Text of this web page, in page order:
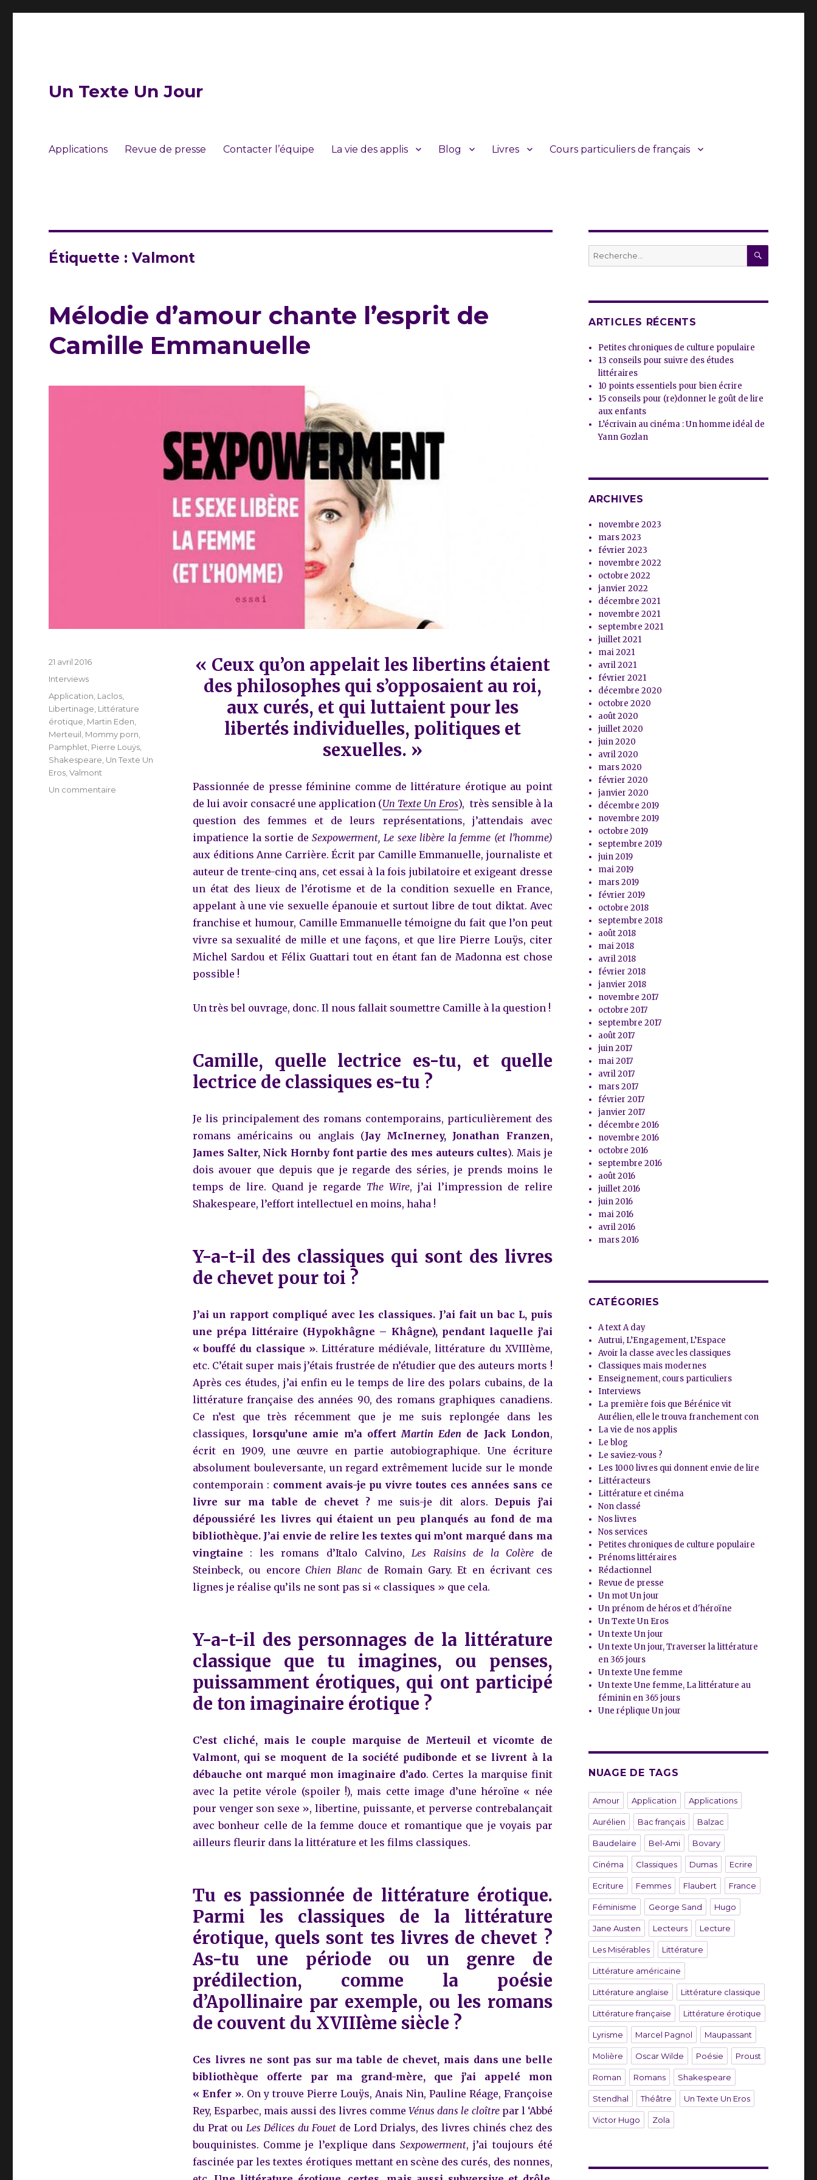
Un Texte Un Jour
Applications Revue de presse Contacter l’équipe La vie des applis Blog Livres Cours particuliers de français
Étiquette :Valmont
Mélodie d’amour chante l’esprit de
Camille Emmanuelle
« Ceux qu’on appelait les libertins étaient
des philosophes qui s’opposaient au roi,
aux curés, et qui luttaient pour les
libertés individuelles, politiques et
sexuelles. »
Passionnée de presse féminine comme de littérature érotique au point
de lui avoir consacré une application (Un Texte Un Eros), très sensible à la
question des femmes et de leurs représentations, j’attendais avec
impatience la sortie deSexpowerment, Le sexe libère la femme (et l’homme)
aux éditions Anne Carrière. Écrit par Camille Emmanuelle, journaliste et
auteur de trente-cinq ans, cet essai à la fois jubilatoire et exigeant dresse
un état des lieux de l’érotisme et de la condition sexuelle en France,
appelant à une vie sexuelle épanouie et surtout libre de tout diktat. Avec
franchise et humour, Camille Emmanuelle témoigne du fait que l’on peut
vivre sa sexualité de mille et une façons, et que lire Pierre Louÿs, citer
Michel Sardou et Félix Guattari tout en étant fan de Madonna est chose
possible !
Un très bel ouvrage, donc. Il nous fallait soumettre Camille à la question !
Camille, quelle lectrice es-tu, et quelle
lectrice de classiques es-tu ?
Je lis principalement des romans contemporains, particulièrement des
romans américains ou anglais (Jay McInerney, Jonathan Franzen,
James Salter, Nick Hornby font partie des mes auteurs cultes). Mais je
dois avouer que depuis que je regarde des séries, je prends moins le
temps de lire. Quand je regarde The Wire, j’ai l’impression de relire
Shakespeare, l’effort intellectuel en moins, haha !
Y-a-t-il des classiques qui sont des livres
de chevet pour toi ?
J’ai un rapport compliqué avec les classiques. J’ai fait un bac L, puis
une prépa littéraire (Hypokhâgne – Khâgne), pendant laquelle j’ai
« bouffé du classique ». Littérature médiévale, littérature du XVIIIème,
etc. C’était super mais j’étais frustrée de n’étudier que des auteurs morts !
Après ces études, j’ai enfin eu le temps de lire des polars cubains, de la
littérature française des années 90, des romans graphiques canadiens.
Ce n’est que très récemment que je me suis replongée dans les
classiques, lorsqu’une amie m’a offertMartin Eden de Jack London,
écrit en 1909, une œuvre en partie autobiographique. Une écriture
absolument bouleversante, un regard extrêmement lucide sur le monde
contemporain : comment avais-je pu vivre toutes ces années sans ce
livre sur ma table de chevet ? me suis-je dit alors.Depuis j’ai
dépoussiéré les livres qui étaient un peu planqués au fond de ma
bibliothèque. J’ai envie de relire les textes qui m’ont marqué dans ma
vingtaine
: les romans d’Italo Calvino,Les Raisins de la Colère de
Steinbeck, ou encore Chien Blanc de Romain Gary. Et en écrivant ces
lignes je réalise qu’ils ne sont pas si « classiques » que cela.
Y-a-t-il des personnages de la littérature
classique que tu imagines, ou penses,
puissamment érotiques, qui ont participé
de ton imaginaire érotique ?
C’est cliché, mais le couple marquise de Merteuil et vicomte de
Valmont, qui se moquent de la société pudibonde et se livrent à la
débauche ont marqué mon imaginaire d’ado. Certes la marquise finit
avec la petite vérole (spoiler !), mais cette image d’une héroïne « née
pour venger son sexe », libertine, puissante, et perverse contrebalançait
avec bonheur celle de la femme douce et romantique que je voyais par
ailleurs fleurir dans la littérature et les films classiques.
Tu es passionnée de littérature érotique.
Parmi les classiques de la littérature
érotique, quels sont tes livres de chevet ?
As-tu une période ou un genre de
prédilection, comme la poésie
d’Apollinaire par exemple, ou les romans
de couvent du XVIIIème siècle ?
Ces livres ne sont pas sur ma table de chevet, mais dans une belle
bibliothèque offerte par ma grand-mère, que j’ai appelé mon
« Enfer ». On y trouve Pierre Louÿs, Anais Nin, Pauline Réage, Françoise
Rey, Esparbec, mais aussi des livres commeVénus dans le cloîtrepar l ‘Abbé
du Prat ou Les Délices du Fouetde Lord Drialys, des livres chinés chez des
bouquinistes. Comme je l’explique dansSexpowerment, j’ai toujours été
fascinée par les textes érotiques mettant en scène des curés, des nonnes,
Publié
21 avril 2016
Catégories
Interviews
Étiquettes
Application Laclos
Libertinage Littérature
érotique Martin Eden
Merteuil Mommy porn
Pamphlet Pierre Louÿs
Shakespeare Un Texte Un
Eros ,Valmont
Un commentaire
Recherche
pour :
ARTICLES RÉCENTS
Petites chroniques de culture populaire
13 conseils pour suivre des études
littéraires
10 points essentiels pour bien écrire
15 conseils pour (re)donner le goût de lire
aux enfants
L’écrivain au cinéma : Un homme idéal de
Yann Gozlan
ARCHIVES
novembre 2023
mars 2023
février 2023
novembre 2022
octobre 2022
janvier 2022
décembre 2021
novembre 2021
septembre 2021
juillet 2021
mai 2021
avril 2021
février 2021
décembre 2020
octobre 2020
août 2020
juillet 2020
juin 2020
avril 2020
mars 2020
février 2020
janvier 2020
décembre 2019
novembre 2019
octobre 2019
septembre 2019
juin 2019
mai 2019
mars 2019
février 2019
octobre 2018
septembre 2018
août 2018
mai 2018
avril 2018
février 2018
janvier 2018
novembre 2017
octobre 2017
septembre 2017
août 2017
juin 2017
mai 2017
avril 2017
mars 2017
février 2017
janvier 2017
décembre 2016
novembre 2016
octobre 2016
septembre 2016
août 2016
juillet 2016
juin 2016
mai 2016
avril 2016
mars 2016
CATÉGORIES
A text A day
Autrui, L’Engagement, L’Espace
Avoir la classe avec les classiques
Classiques mais modernes
Enseignement, cours particuliers
Interviews
La première fois que Bérénice vit
Aurélien, elle le trouva franchement con
La vie de nos applis
Le blog
Le saviez-vous ?
Les 1000 livres qui donnent envie de lire
Littéracteurs
Littérature et cinéma
Non classé
Nos livres
Nos services
Petites chroniques de culture populaire
Prénoms littéraires
Rédactionnel
Revue de presse
Un mot Un jour
Un prénom de héros et d'héroïne
Un Texte Un Eros
Un texte Un jour
Un texte Un jour, Traverser la littérature
en 365 jours
Un texte Une femme
Un texte Une femme, La littérature au
féminin en 365 jours
Une réplique Un jour
NUAGE DE TAGS
Amour Application Applications
Aurélien Bac français Balzac
Baudelaire Bel-Ami Bovary
Cinéma Classiques Dumas Ecrire
Ecriture Femmes Flaubert France
Féminisme George Sand Hugo
Jane Austen Lecteurs Lecture
Les Misérables Littérature
Littérature américaine
Littérature anglaise Littérature classique
Littérature française Littérature érotique
Lyrisme Marcel Pagnol Maupassant
Molière Oscar Wilde Poésie Proust
Roman Romans Shakespeare
Stendhal Théâtre Un Texte Un Eros
Victor Hugo Zola